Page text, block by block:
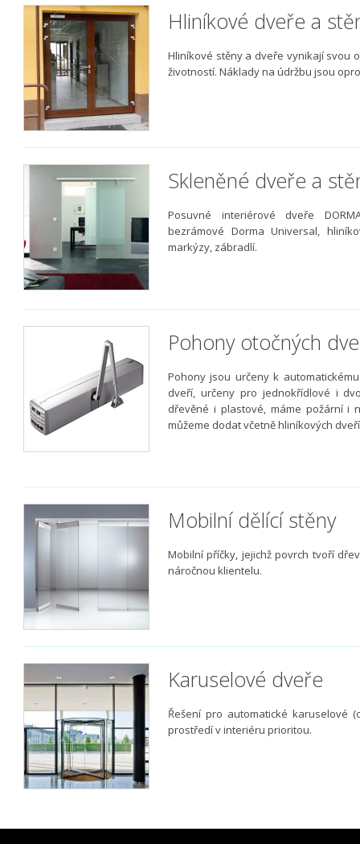
Hliníkové dveře a
Hliníkové stěny a dveře vynikají svou
životností. Náklady na údržbu jsou
Skleněné dveře a
Posuvné interiérové dveře
bezrámové Dorma Universal,
markýzy, zábradlí.
Pohony otočných
Pohony jsou určeny k
dveří, určeny pro jednokřídlové i
dřevěné i plastové, máme požární i
můžeme dodat včetně hliníkových
Mobilní dělící stěny
Mobilní příčky, jejichž povrch tvoří
náročnou klientelu.
Karuselové dveře
Řešení pro automatické karuselové
prostředí v interiéru prioritou.